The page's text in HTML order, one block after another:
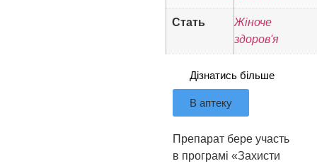
Стать
Жіноче
здоров'я
Дізнатись більше
В аптеку
Препарат бере участь
в програмі «Захисти